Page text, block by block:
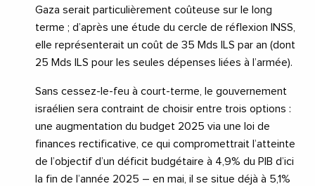
Gaza serait particulièrement coûteuse sur le long
terme ; d’après une étude du cercle de réflexion INSS,
elle représenterait un coût de 35 Mds ILS par an (dont
25 Mds ILS pour les seules dépenses liées à l’armée).
Sans cessez-le-feu à court-terme, le gouvernement
israélien sera contraint de choisir entre trois options :
une augmentation du budget 2025 via une loi de
finances rectificative, ce qui compromettrait l’atteinte
de l’objectif d’un déficit budgétaire à 4,9% du PIB d’ici
la fin de l’année 2025 – en mai, il se situe déjà à 5,1%